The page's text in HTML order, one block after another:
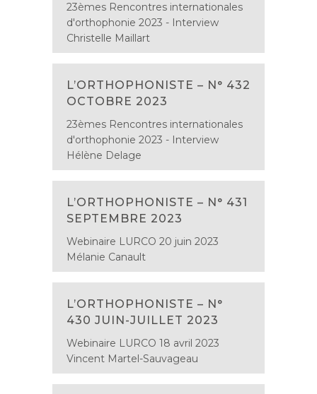
23èmes Rencontres internationales
d'orthophonie 2023 - Interview
Christelle Maillart
L’ORTHOPHONISTE – N° 432
OCTOBRE 2023
23èmes Rencontres internationales
d'orthophonie 2023 - Interview
Hélène Delage
L’ORTHOPHONISTE – N° 431
SEPTEMBRE 2023
Webinaire LURCO 20 juin 2023
Mélanie Canault
L’ORTHOPHONISTE – N°
430 JUIN-JUILLET 2023
Webinaire LURCO 18 avril 2023
Vincent Martel-Sauvageau